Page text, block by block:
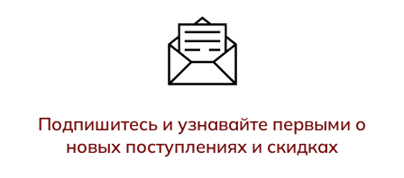
Подпишитесь и узнавайте первыми о
новых поступлениях и скидках